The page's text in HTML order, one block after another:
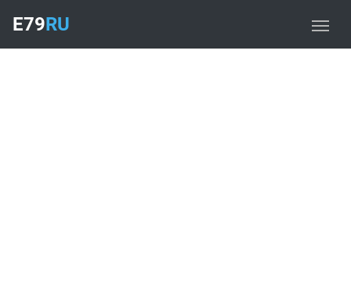
E79RU